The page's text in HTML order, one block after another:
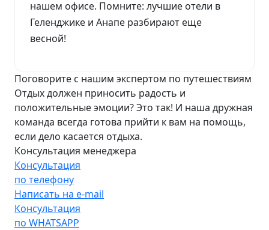
нашем офисе. Помните: лучшие отели в
Геленджике и Анапе разбирают еще
весной!
Поговорите с нашим экспертом по путешествиям
Отдых должен приносить радость и
положительные эмоции? Это так! И наша дружная
команда всегда готова прийти к вам на помощь,
если дело касается отдыха.
Консультация менеджера
Консультация
по телефону
Написать на e-mail
Консультация
по WHATSAPP